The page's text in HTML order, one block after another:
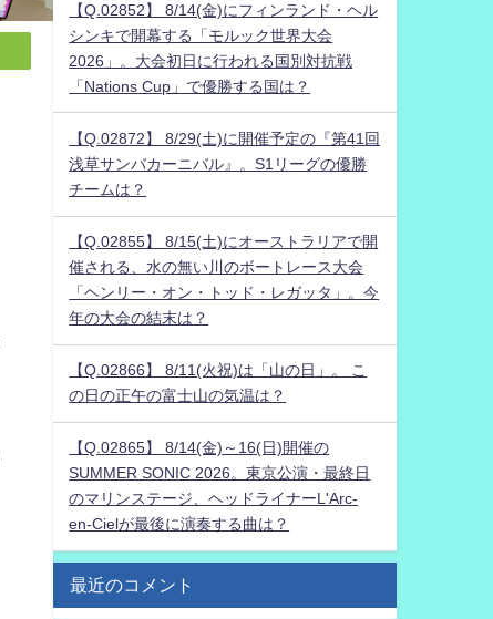
【Q.02852】 8/14(金)にフィンランド・ヘル
シンキで開幕する「モルック世界大会
2026」。大会初日に行われる国別対抗戦
「Nations Cup」で優勝する国は？
【Q.02872】 8/29(土)に開催予定の『第41回
浅草サンバカーニバル』。S1リーグの優勝
チームは？
【Q.02855】 8/15(土)にオーストラリアで開
催される、水の無い川のボートレース大会
「ヘンリー・オン・トッド・レガッタ」。今
年の大会の結末は？
【Q.02866】 8/11(火祝)は「山の日」。 こ
の日の正午の富士山の気温は？
【Q.02865】 8/14(金)～16(日)開催の
SUMMER SONIC 2026。東京公演・最終日
のマリンステージ、ヘッドライナーL'Arc-
en-Cielが最後に演奏する曲は？
最近のコメント